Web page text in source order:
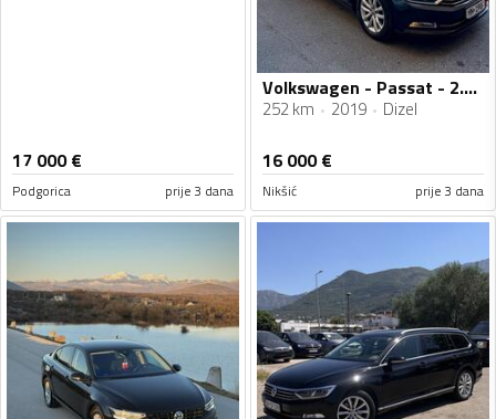
17 000€
Podgorica prije 3 dana
Volkswagen - Passat - 2.0 TDI
252 km 2019 Dizel
16 000€
Nikšić prije 3 dana